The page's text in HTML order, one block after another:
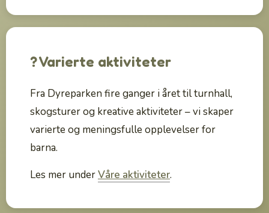
? Varierte aktiviteter
Fra Dyreparken fire ganger i året til turnhall,
skogsturer og kreative aktiviteter – vi skaper
varierte og meningsfulle opplevelser for
barna.
Les mer underVåre aktiviteter.